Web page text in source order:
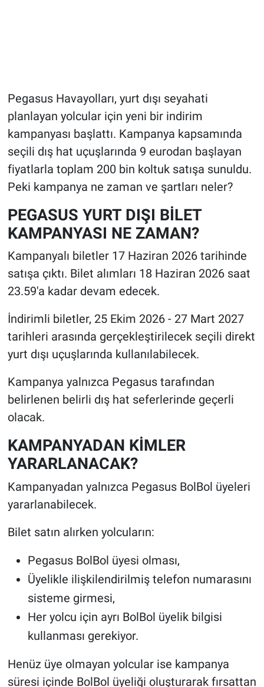
Pegasus Havayolları, yurt dışı seyahati
planlayan yolcular için yeni bir indirim
kampanyası başlattı. Kampanya kapsamında
seçili dış hat uçuşlarında 9 eurodan başlayan
fiyatlarla toplam 200 bin koltuk satışa sunuldu.
Peki kampanya ne zaman ve şartları neler?
PEGASUS YURT DIŞI BİLET
KAMPANYASI NE ZAMAN?
Kampanyalı biletler 17 Haziran 2026 tarihinde
satışa çıktı. Bilet alımları 18 Haziran 2026 saat
23.59'a kadar devam edecek.
İndirimli biletler, 25 Ekim 2026 - 27 Mart 2027
tarihleri arasında gerçekleştirilecek seçili direkt
yurt dışı uçuşlarında kullanılabilecek.
Kampanya yalnızca Pegasus tarafından
belirlenen belirli dış hat seferlerinde geçerli
olacak.
KAMPANYADAN KİMLER
YARARLANACAK?
Kampanyadan yalnızca Pegasus BolBol üyeleri
yararlanabilecek.
Bilet satın alırken yolcuların:
Pegasus BolBol üyesi olması,
Üyelikle ilişkilendirilmiş telefon numarasını
sisteme girmesi,
Her yolcu için ayrı BolBol üyelik bilgisi
kullanması gerekiyor.
Henüz üye olmayan yolcular ise kampanya
süresi içinde BolBol üyeliği oluşturarak fırsattan